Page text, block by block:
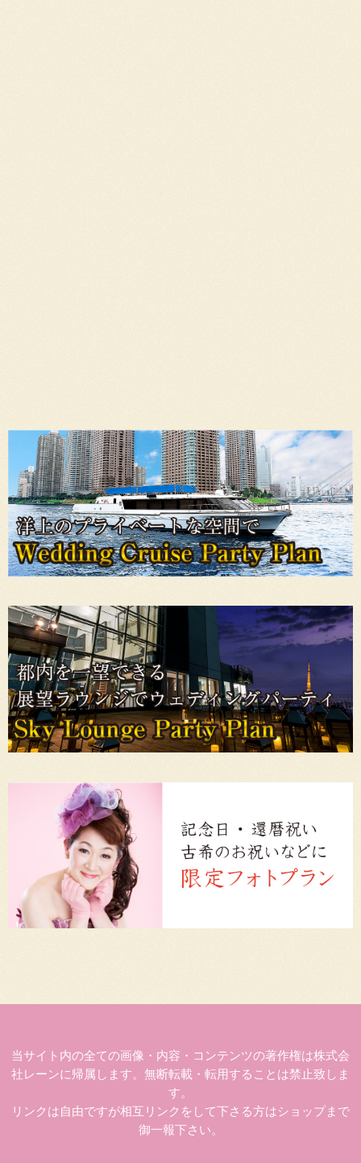
当サイト内の全ての画像・内容・コンテンツの著作権は株式会
社レーンに帰属します。無断転載・転用することは禁止致しま
す。
リンクは自由ですが相互リンクをして下さる方はショップまで
御一報下さい。